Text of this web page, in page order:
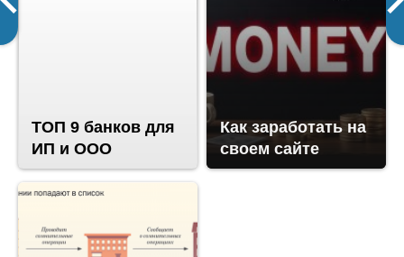
ТОП 9 банков для
ИП и ООО
Как заработать на
своем сайте